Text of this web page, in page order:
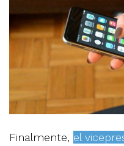
Finalmente, el